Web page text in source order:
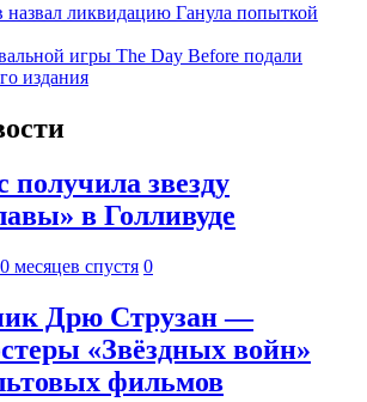
назвал ликвидацию Ганула попыткой
игры The Day Before подали
издания
звезду
в Голливуде
месяцев спустя 0
Дрю Струзан —
«Звёздных войн»
фильмов